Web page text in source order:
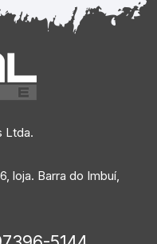
Ltda.
loja. Barra do Imbuí,